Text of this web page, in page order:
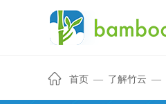
首页 — 了解竹云 —